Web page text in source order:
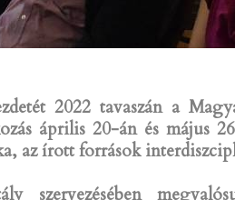
2022 tavaszán a
április 20-án és
az írott források
szervezésében